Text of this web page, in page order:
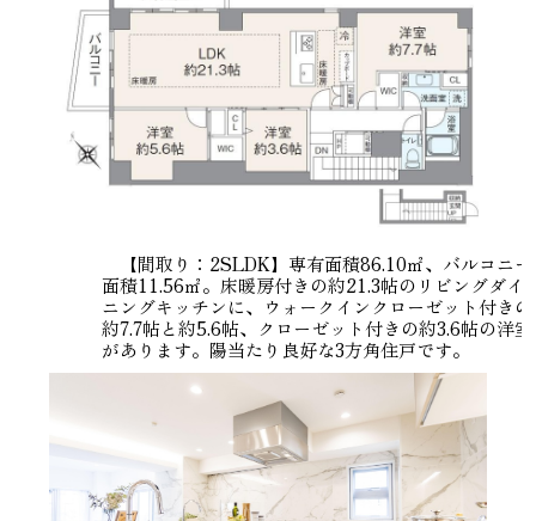
【間取り：2SLDK】専有面積86.10㎡、バルコニー
面積11.56㎡。床暖房付きの約21.3帖のリビングダイ
ニングキッチンに、ウォークインクローゼット付きの
約7.7帖と約5.6帖、クローゼット付きの約3.6帖の洋室
があります。陽当たり良好な3方角住戸です。